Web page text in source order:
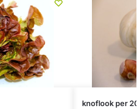
knoflook per